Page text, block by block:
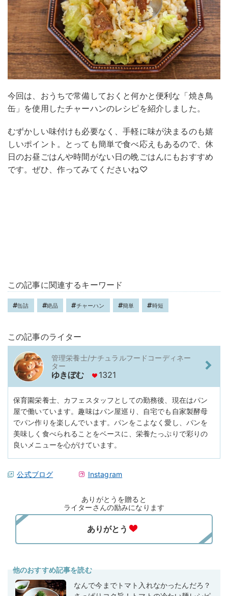
今回は、おうちで常備しておくと何かと便利な「焼き鳥
缶」を使用したチャーハンのレシピを紹介しました。
むずかしい味付けも必要なく、手軽に味が決まるのも嬉
しいポイント。とっても簡単で食べ応えもあるので、休
日のお昼ごはんや時間がない日の晩ごはんにもおすすめ
です。ぜひ、作ってみてくださいね♡
この記事に関連するキーワード
缶詰 絶品 チャーハン 簡単 時短
この記事のライター
管理栄養士/ナチュラルフードコーディネー
ター
ゆきぼむ 1321
保育園栄養士、カフェスタッフとしての勤務後、現在はパン
屋で働いています。趣味はパン屋巡り、自宅でも自家製酵母
でパン作りを楽しんでいます。パンをこよなく愛し、パンを
美味しく食べられることをベースに、栄養たっぷりで彩りの
良いメニューを心がけています。
公式ブログ Instagram
ありがとうを贈ると
ライターさんの励みになります
他のおすすめ記事を読む
なんで今までトマト入れなかったんだろ？